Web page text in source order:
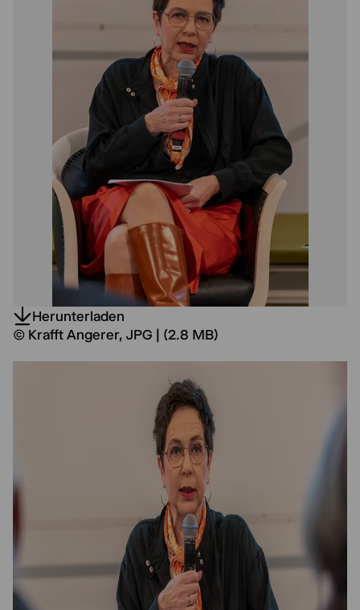
Herunterladen
© Krafft Angerer, JPG | (2.8 MB)